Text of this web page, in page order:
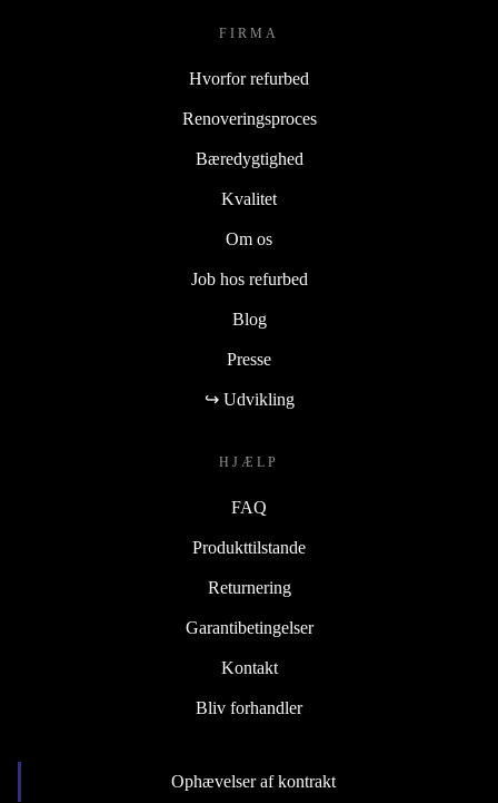
FIRMA
Hvorfor refurbed
Renoveringsproces
Bæredygtighed
Kvalitet
Om os
Job hos refurbed
Blog
Presse
↪ Udvikling
HJÆLP
FAQ
Produkttilstande
Returnering
Garantibetingelser
Kontakt
Bliv forhandler
Ophævelser af kontrakt